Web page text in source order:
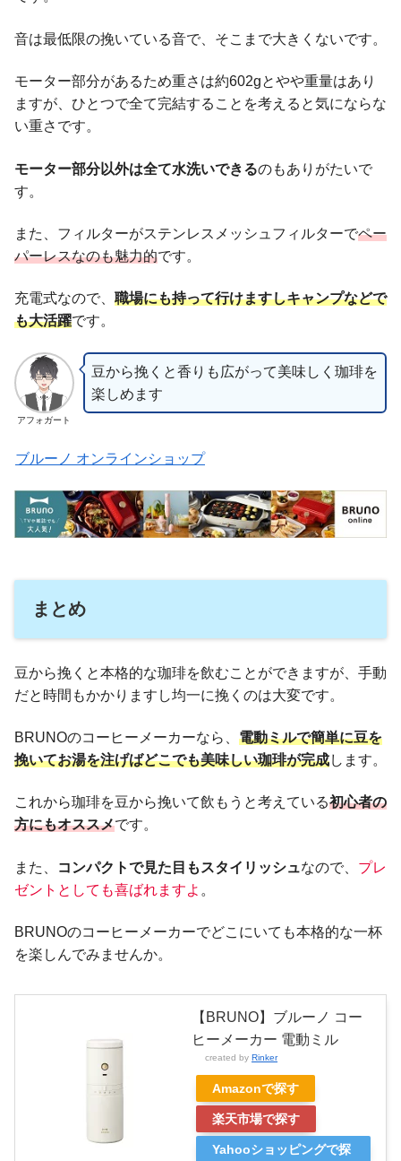
音は最低限の挽いている音で、そこまで大きくないです。
モーター部分があるため重さは約602gとやや重量はあり
ますが、ひとつで全て完結することを考えると気にならな
い重さです。
モーター部分以外は全て水洗いできるのもありがたいで
す。
また、フィルターがステンレスメッシュフィルターでペー
パーレスなのも魅力的です。
充電式なので、 職場にも持って行けますしキャンプなどで
も大活躍です。
アフォガート
豆から挽くと香りも広がって美味しく珈琲を
楽しめます
ブルーノ オンラインショップ
まとめ
豆から挽くと本格的な珈琲を飲むことができますが、手動
だと時間もかかりますし均一に挽くのは大変です。
BRUNOのコーヒーメーカーなら、 電動ミルで簡単に豆を
挽いてお湯を注げばどこでも美味しい珈琲が完成します。
これから珈琲を豆から挽いて飲もうと考えている初心者の
方にもオススメです。
また、 コンパクトで見た目もスタイリッシュなので、 プレ
ゼント と しても喜ばれますよ 。
BRUNOのコーヒーメーカーでどこにいても本格的な一杯
を楽しんでみませんか。
【BRUNO】ブルーノ コー
ヒーメーカー 電動ミル
created by Rinker
Amazonで探す
楽天市場で探す
Yahooショッピングで探